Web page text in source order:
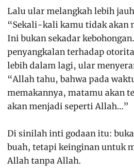
Lalu ular melangkah lebih
“Sekali-kali kamu tidak akan
Ini bukan sekadar
penyangkalan terhadap
lebih dalam lagi, ular
“Allah tahu, bahwa pada
memakannya, matamu akan
akan menjadi seperti Allah…”
Di sinilah inti godaan itu:
buah, tetapi keinginan untuk
Allah tanpa Allah.